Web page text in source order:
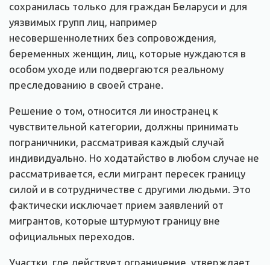
сохранилась только для граждан Беларуси и для
уязвимых групп лиц, например
несовершеннолетних без сопровождения,
беременных женщин, лиц, которые нуждаются в
особом уходе или подвергаются реальному
преследованию в своей стране.
Решение о том, относится ли иностранец к
чувствительной категории, должны принимать
пограничники, рассматривая каждый случай
индивидуально. Но ходатайство в любом случае не
рассматривается, если мигрант пересек границу
силой и в сотрудничестве с другими людьми. Это
фактически исключает прием заявлений от
мигрантов, которые штурмуют границу вне
официальных переходов.
Участки, где действует ограничение, утверждает